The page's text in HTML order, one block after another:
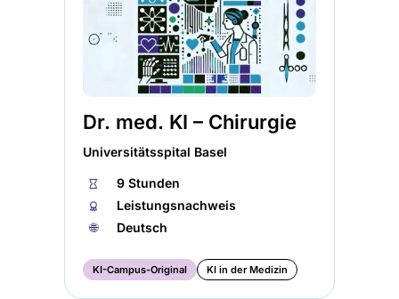
Dr. med. KI – Chirurgie
Universitätsspital Basel
⏱
9 Stunden
🏅︎
Leistungsnachweis
🌐︎
Deutsch
KI-Campus-Original KI in der Medizin